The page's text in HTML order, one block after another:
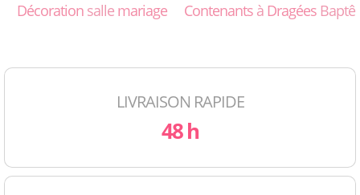
Décoration salle mariage Contenants à Dragées
LIVRAISON RAPIDE
48 h